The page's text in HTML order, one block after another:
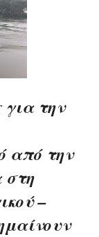
για την
από την
στη
–